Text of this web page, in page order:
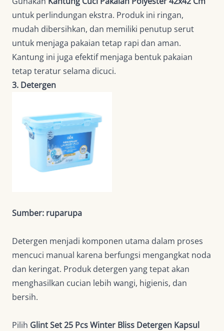
untuk perlindungan ekstra. Produk ini ringan,
mudah dibersihkan, dan memiliki penutup serut
untuk menjaga pakaian tetap rapi dan aman.
Kantung ini juga efektif menjaga bentuk pakaian
tetap teratur selama dicuci.
3. Detergen
Sumber: ruparupa
Detergen menjadi komponen utama dalam proses
mencuci manual karena berfungsi mengangkat noda
dan keringat. Produk detergen yang tepat akan
menghasilkan cucian lebih wangi, higienis, dan
bersih.
Pilih Glint Set 25 Pcs Winter Bliss Detergen Kapsul